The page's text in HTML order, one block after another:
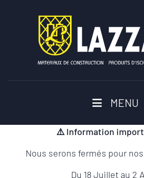
MENU
⚠️ Information
Nous serons fermés pour nos
Du 18 Juillet au 2